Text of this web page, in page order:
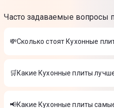
Часто задаваемые вопросы
💸Сколько стоят Кухонные
Стоимость товаров в
магазине Цитрус
Плита комбинированная
Плита комбинированная
🛒Какие Кухонные плиты
Самые лучшие Кухонные
интернет-магазина Цитрус
📢Какие Кухонные плиты